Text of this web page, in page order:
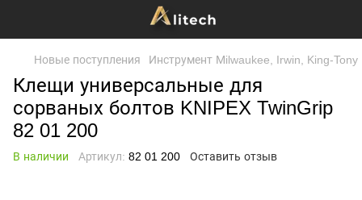
Новые поступления Инструмент Мilwaukee, Irwin, King-Tony
Клещи универсальные для
сорваных болтов KNIPEX TwinGrip
82 01 200
В наличии Артикул: 82 01 200 Оставить отзыв